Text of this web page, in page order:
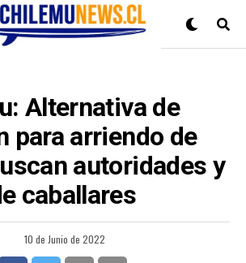
Alternativa de
para arriendo de
autoridades y
caballares
10 de Junio de 2022